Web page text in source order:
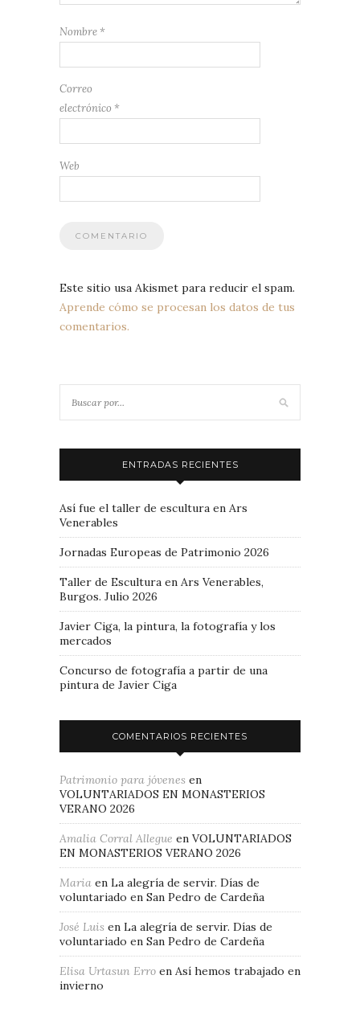
Nombre *
Correo
electrónico *
Web
Este sitio usa Akismet para reducir el spam.
Aprende cómo se procesan los datos de tus
comentarios.
ENTRADAS RECIENTES
Así fue el taller de escultura en Ars
Venerables
Jornadas Europeas de Patrimonio 2026
Taller de Escultura en Ars Venerables,
Burgos. Julio 2026
Javier Ciga, la pintura, la fotografía y los
mercados
Concurso de fotografía a partir de una
pintura de Javier Ciga
COMENTARIOS RECIENTES
Patrimonio para jóvenes en
VOLUNTARIADOS EN MONASTERIOS
VERANO 2026
Amalia Corral Allegue en VOLUNTARIADOS
EN MONASTERIOS VERANO 2026
Maria en La alegría de servir. Días de
voluntariado en San Pedro de Cardeña
José Luis en La alegría de servir. Días de
voluntariado en San Pedro de Cardeña
Elisa Urtasun Erro en Así hemos trabajado en
invierno